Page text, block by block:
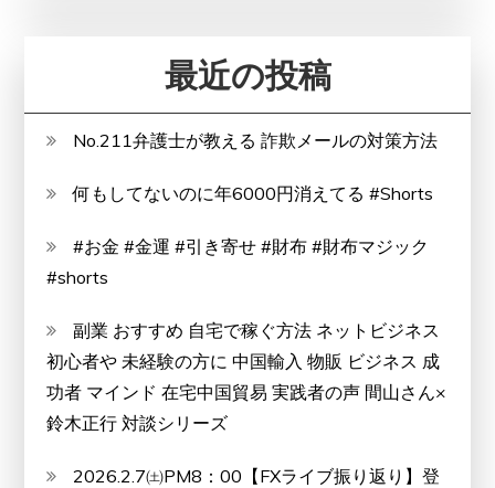
最近の投稿
No.211弁護士が教える 詐欺メールの対策方法
何もしてないのに年6000円消えてる #Shorts
#お金 #金運 #引き寄せ #財布 #財布マジック
#shorts
副業 おすすめ 自宅で稼ぐ方法 ネットビジネス
初心者や 未経験の方に 中国輸入 物販 ビジネス 成
功者 マインド 在宅中国貿易 実践者の声 間山さん×
鈴木正行 対談シリーズ
2026.2.7㈯PM8：00【FXライブ振り返り】登